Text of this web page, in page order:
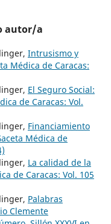
autor/a
Intrusismo y
Médica de Caracas:
El Seguro Social:
de Caracas: Vol.
Financiamiento
Médica de
La calidad de la
de Caracas: Vol. 105
Palabras
Clemente